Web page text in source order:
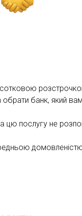
обрати банк, який
цю послугу не